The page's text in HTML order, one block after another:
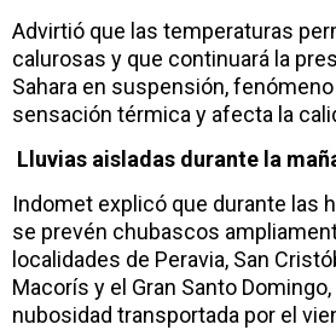
Advirtió que las temperaturas
calurosas y que continuará la
Sahara en suspensión,
sensación térmica y afecta la
Lluvias aisladas durante la
Indomet explicó que durante las
se prevén chubascos
localidades de Peravia, San
Macorís y el Gran Santo
nubosidad transportada por el